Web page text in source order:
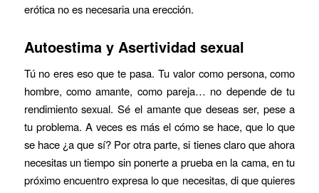
erótica no es necesaria una erección.
Autoestima y Asertividad sexual
Tú no eres eso que te pasa. Tu valor como persona, como
hombre, como amante, como pareja… no depende de tu
rendimiento sexual. Sé el amante que deseas ser, pese a
tu problema. A veces es más el cómo se hace, que lo que
se hace ¿a que sí? Por otra parte, si tienes claro que ahora
necesitas un tiempo sin ponerte a prueba en la cama, en tu
próximo encuentro expresa lo que necesitas, di que quieres